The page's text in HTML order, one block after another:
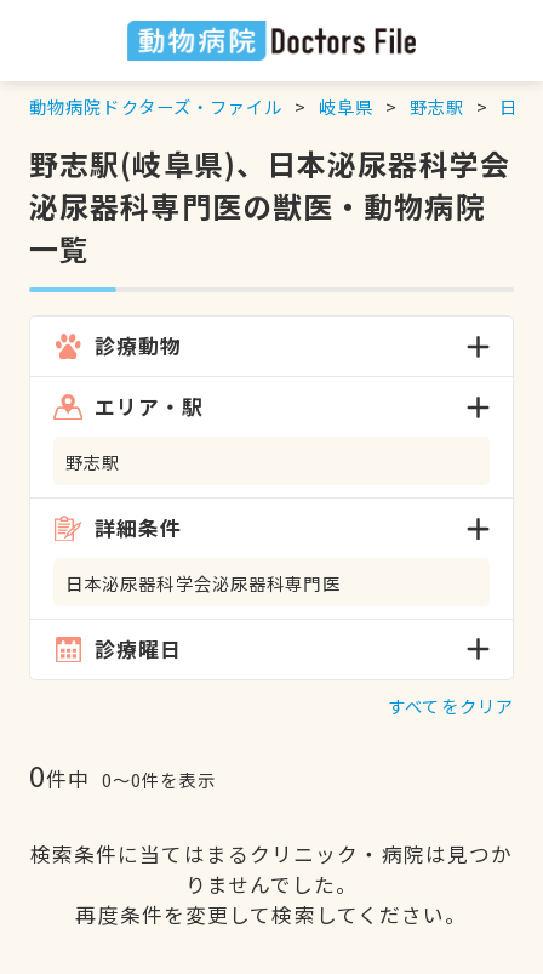
動物病院ドクターズ・ファイル 岐阜県 野志駅 日本
野志駅(岐阜県)、日本泌尿器科学会
泌尿器科専門医の獣医・動物病院
一覧
診療動物
エリア・駅
野志駅
詳細条件
日本泌尿器科学会泌尿器科専門医
診療曜日
すべてをクリア
0件中 0〜0件を表示
検索条件に当てはまるクリニック・病院は見つか
りませんでした。
再度条件を変更して検索してください。